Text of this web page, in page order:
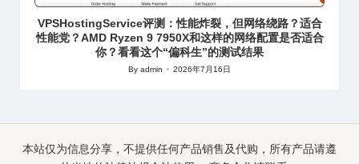
in
VPSHostingService评测：性能炸裂，但网络绕路？适合
性能党？AMD Ryzen 9 7950X和这样的网络配置是否适合
你？看看这个“偏科生”的测试结果
Posted
Byadmin 2026年7月16日
本站仅为信息分享，不提供任何产品销售及代购，所有产品请遵